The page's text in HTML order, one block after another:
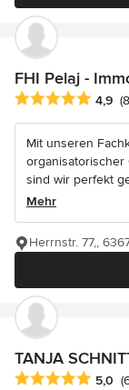
FHI Pelaj -
Durchschnittliche
4,9
Mit unseren
organisatorischer
sind wir perfekt
Mehr
Herrnstr. 77,,
TANJA
Durchschnittliche
5,0